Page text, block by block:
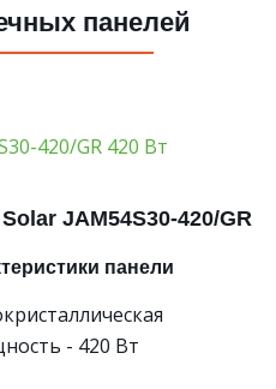
панелей
JAM54S30-420/GR
панели
- 420 Вт